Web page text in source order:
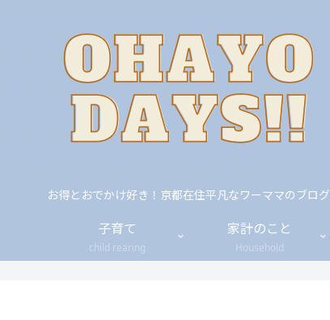
お得とおでかけ好き！京都在住平凡なワーママのブログ
子育て
child rearing
家計のこと
Household